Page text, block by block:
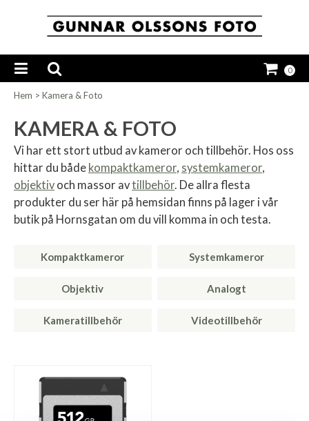
0
Hem > Kamera & Foto
KAMERA & FOTO
Vi har ett stort utbud av kameror och tillbehör. Hos oss
hittar du både kompaktkameror, systemkameror,
objektiv och massor avtillbehör. De allra flesta
produkter du ser här på hemsidan finns på lager i vår
butik på Hornsgatan om du vill komma in och testa.
Kompaktkameror Systemkameror
Objektiv Analogt
Kameratillbehör Videotillbehör